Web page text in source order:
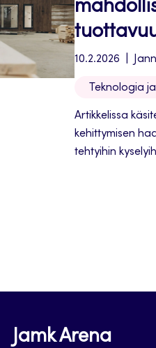
10.2.2026
Teknologia
Artikkelissa
kehittymisen
tehtyihin
Jamk Arena